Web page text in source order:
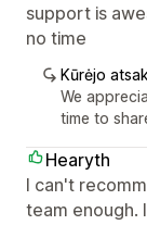
support is
no time
Kūrėjo
We
time to
Hearyth
I can't
team enough.